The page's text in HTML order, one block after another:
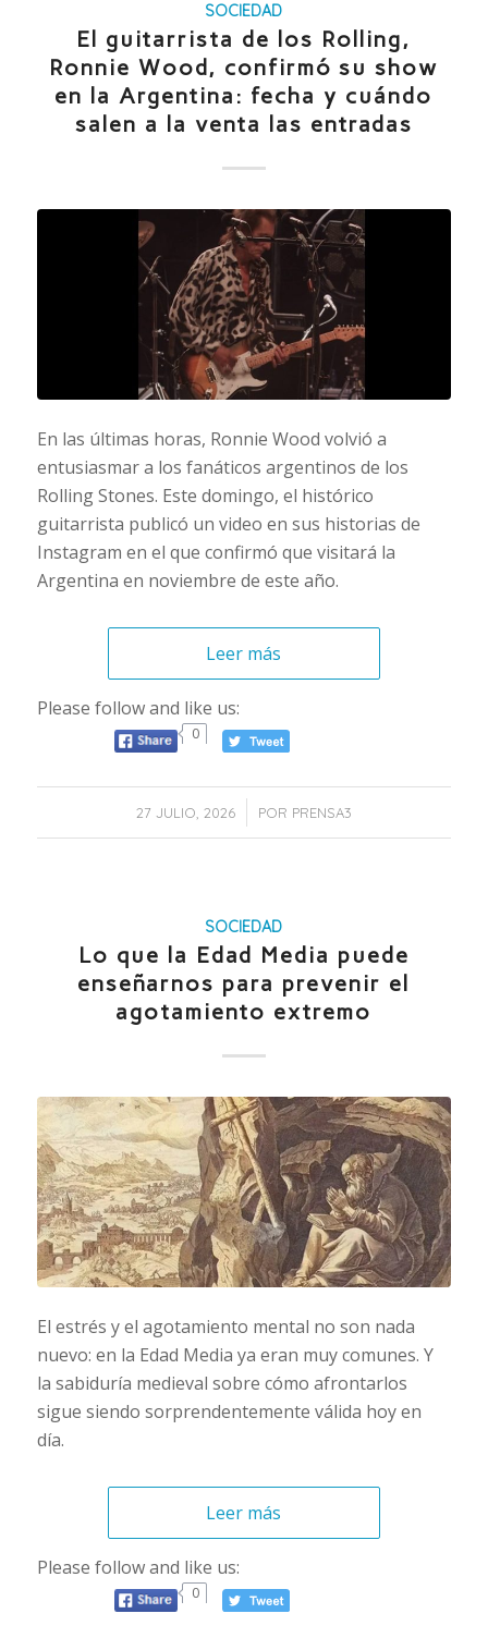
SOCIEDAD
El guitarrista de los Rolling,
Ronnie Wood, confirmó su show
en la Argentina: fecha y cuándo
salen a la venta las entradas
En las últimas horas, Ronnie Wood volvió a
entusiasmar a los fanáticos argentinos de los
Rolling Stones. Este domingo, el histórico
guitarrista publicó un video en sus historias de
Instagram en el que confirmó que visitará la
Argentina en noviembre de este año.
Leer más
Please follow and like us:
0
27 JULIO, 2026
/ POR PRENSA3
SOCIEDAD
Lo que la Edad Media puede
enseñarnos para prevenir el
agotamiento extremo
El estrés y el agotamiento mental no son nada
nuevo: en la Edad Media ya eran muy comunes. Y
la sabiduría medieval sobre cómo afrontarlos
sigue siendo sorprendentemente válida hoy en
día.
Leer más
Please follow and like us:
0